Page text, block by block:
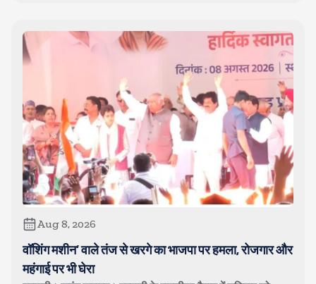
Aug 8, 2026
वॉशिंग मशीन’ वाले तंज से खरगे का भाजपा पर हमला, रोजगार और
महंगाई पर भी घेरा